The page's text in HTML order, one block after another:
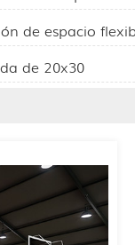
de espacio
de 20x30